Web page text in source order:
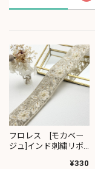
フロレス [モカベー
ジュ]インド刺繍リボ
¥330